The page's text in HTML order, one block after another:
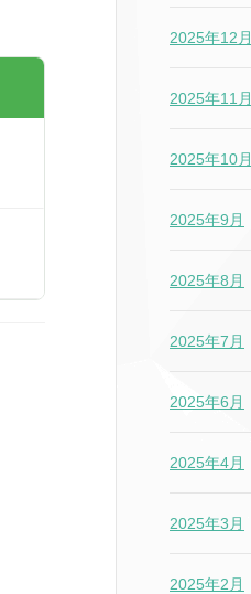
2025年12月
2025年11月
2025年10月
2025年9月
2025年8月
2025年7月
2025年6月
2025年4月
2025年3月
2025年2月